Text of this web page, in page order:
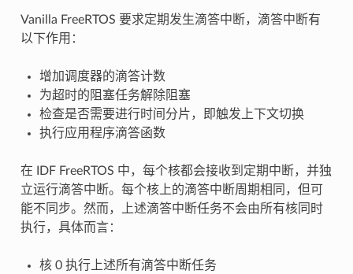
Vanilla FreeRTOS 要求定期发生滴答中断，滴答中断有
以下作用：
增加调度器的滴答计数
为超时的阻塞任务解除阻塞
检查是否需要进行时间分片，即触发上下文切换
执行应用程序滴答函数
在 IDF FreeRTOS 中，每个核都会接收到定期中断，并独
立运行滴答中断。每个核上的滴答中断周期相同，但可
能不同步。然而，上述滴答中断任务不会由所有核同时
执行，具体而言：
核 0 执行上述所有滴答中断任务